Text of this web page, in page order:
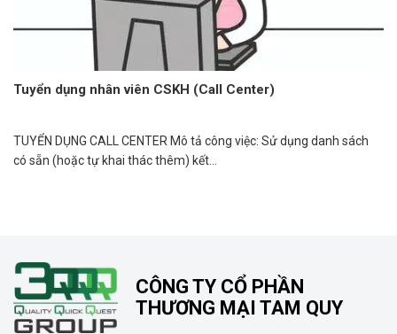
Tuyển dụng nhân viên CSKH (Call Center)
TUYỂN DỤNG CALL CENTER Mô tả công việc: Sử dụng danh sách
có sẵn (hoặc tự khai thác thêm) kết...
CÔNG TY CỔ PHẦN
THƯƠNG MẠI TAM QUY